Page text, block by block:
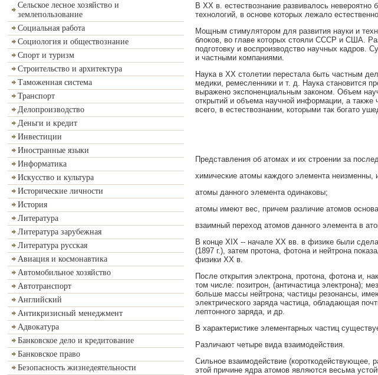
Сельское лесное хозяйство и
землепользование
Социальная работа
Социология и обществознание
Спорт и туризм
Строительство и архитектура
Таможенная система
Транспорт
Делопроизводство
Деньги и кредит
Инвестиции
Иностранные языки
Информатика
Искусство и культура
Исторические личности
История
Литература
Литература зарубежная
Литература русская
Авиация и космонавтика
Автомобильное хозяйство
Автотранспорт
Английский
Антикризисный менеджмент
Адвокатура
Банковское дело и кредитование
Банковское право
Безопасность жизнедеятельности
В XX в. естествознание развивалось
технологий, в основе которых лежало
Мощным стимулятором для развития науки и
блоков, во главе которых стояли СССР и США.
подготовку и воспроизводство научных кадров.
и частными компаниями.
Наука в XX столетии перестала быть частным
медики, ремесленники и т. д. Наука становится
выражено экспоненциальным законом. Объем
открытий и объема научной информации, а
всего, в естествознании, которыми так богато
Представления об атомах и их строении за
химические атомы каждого элемента неизменны,
атомы данного элемента одинаковы;
атомы имеют вес, причем различие атомов
взаимный переход атомов данного элемента в
В конце XIX -- начале XX вв. в физике были
(1897 г.), затем протона, фотона и нейтрона
физики XX в.
После открытия электрона, протона, фотона и,
том числе: позитрон, (античастица электрона);
больше массы нейтрона; частицы резонансы,
электрического заряда частица, обладающая
лептонного заряда, и др.
В характеристике элементарных частиц
Различают четыре вида взаимодействия.
Сильное взаимодействие (короткодействующее,
этой причине ядра атомов являются весьма